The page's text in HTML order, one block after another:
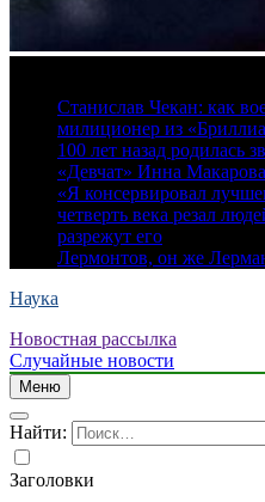
Станислав Чекан: как
милиционер из
100 лет назад родилась
«Девчат» Инна Макарова
«Я консервировал
четверть века резал
разрежут его
Лермонтов, он же
Наука
Новостная рассылка
Случайные новости
Меню
Найти:
Заголовки